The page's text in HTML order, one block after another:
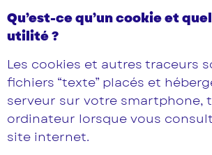
Qu’est-ce qu’un cookie et
utilité ?
Les cookies et autres traceurs
fichiers “texte” placés et
serveur sur votre smartphone,
ordinateur lorsque vous
site internet.